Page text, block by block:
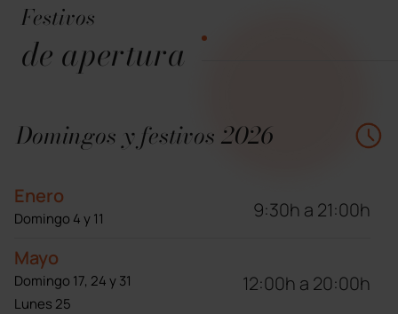
Festivos
de apertura
Domingos y festivos 2026
Enero
Domingo 4 y 11 9:30h a 21:00h
Mayo
Domingo 17, 24 y 31
Lunes 25
12:00h a 20:00h